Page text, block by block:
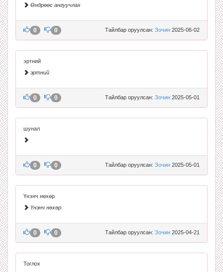
Өндрөөс ангуучлах
Тайлбар оруулсан: Зочин 2025-06-02
0 0
эртний
эртний
Тайлбар оруулсан: Зочин 2025-05-01
0 0
шунал
Тайлбар оруулсан: Зочин 2025-05-01
0 0
Үнэнч нөхөр
Үнэнч нөхөр
Тайлбар оруулсан: Зочин 2025-04-21
0 0
Тоглох